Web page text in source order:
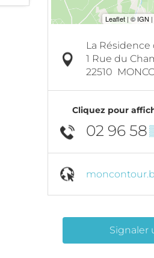
La Résidence
1 Rue du
22510
Cliquez pour
02 96 58
Signaler